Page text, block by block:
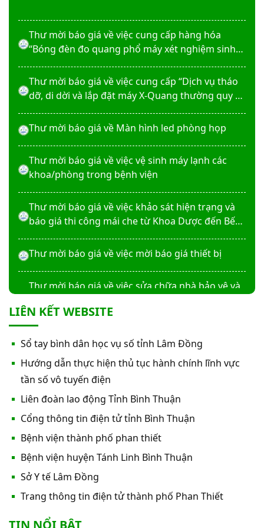
Thư mời báo giá về việc cung cấp hàng hóa
“Bóng đèn đo quang phổ máy xét nghiệm sinh
Thư mời báo giá về việc cung cấp “Dịch vụ tháo
dỡ, di dời và lắp đặt máy X-Quang thường quy và
Thư mời báo giá về Màn hình led phòng họp
Thư mời báo giá về việc vệ sinh máy lạnh các
khoa/phòng trong bệnh viện
Thư mời báo giá về việc khảo sát hiện trạng và
báo giá thi công mái che từ Khoa Dược đến Bếp
Thư mời báo giá về việc mời báo giá thiết bị
Thư mời báo giá về việc sửa chữa nhà bảo vệ và
phẵng
Thư mời báo giá về việc In bìa hồ sơ bệnh án, Sổ
y bạ năm 2026
Thư mời báo giá về việc cung cấp dịch vụ “Bảo
hiểm cháy, nổ bắt buộc năm 2026"
Thư mời báo giá về việc cung cấp hàng hóa
“Bóng đèn đo quang phổ máy xét nghiệm sinh
hóa Erba XL-200 (LAMP-ASSY)
Thư mời báo giá về việc cung cấp “Dịch vụ tháo
LIÊN KẾT WEBSITE
Sổ tay bình dân học vụ số tỉnh Lâm Đồng
Hướng dẫn thực hiện thủ tục hành chính lĩnh vực
tần số vô tuyến điện
Liên đoàn lao động Tỉnh Bình Thuận
Cổng thông tin điện tử tỉnh Bình Thuận
Bệnh viện thành phố phan thiết
Bệnh viện huyện Tánh Linh Bình Thuận
Sở Y tế Lâm Đồng
Trang thông tin điện tử thành phố Phan Thiết
TIN NỔI BẬT